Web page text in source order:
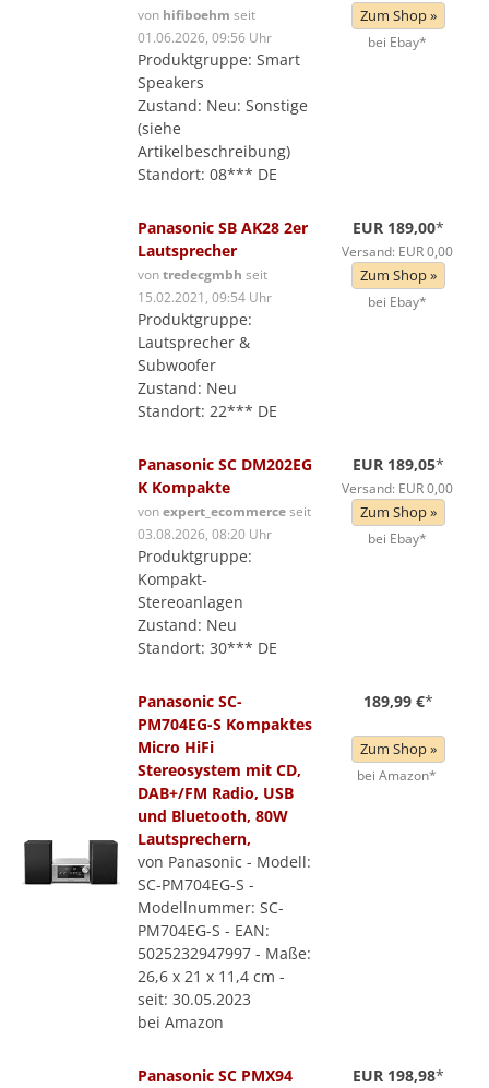
von hifiboehm seit
01.06.2026, 09:56 Uhr
Produktgruppe: Smart
Speakers
Zustand: Neu: Sonstige
(siehe
Artikelbeschreibung)
Standort: 08*** DE
Zum Shop »
bei Ebay*
Panasonic SB AK28 2er
Lautsprecher
vontredecgmbh seit
15.02.2021, 09:54 Uhr
Produktgruppe:
Lautsprecher &
Subwoofer
Zustand: Neu
Standort: 22*** DE
EUR 189,00*
Versand: EUR 0,00
Zum Shop »
bei Ebay*
Panasonic SC DM202EG
K Kompakte
vonexpert_ecommerceseit
03.08.2026, 08:20 Uhr
Produktgruppe:
Kompakt-
Stereoanlagen
Zustand: Neu
Standort: 30*** DE
EUR 189,05*
Versand: EUR 0,00
Zum Shop »
bei Ebay*
Panasonic SC-
PM704EG-S Kompaktes
Micro HiFi
Stereosystem mit CD,
DAB+/FM Radio, USB
und Bluetooth, 80W
Lautsprechern,
von Panasonic - Modell:
SC-PM704EG-S -
Modellnummer: SC-
PM704EG-S - EAN:
5025232947997 - Maße:
26,6 x 21 x 11,4 cm -
seit: 30.05.2023
bei Amazon
189,99 €*
Zum Shop »
bei Amazon*
Panasonic SC PMX94
EUR 198,98*